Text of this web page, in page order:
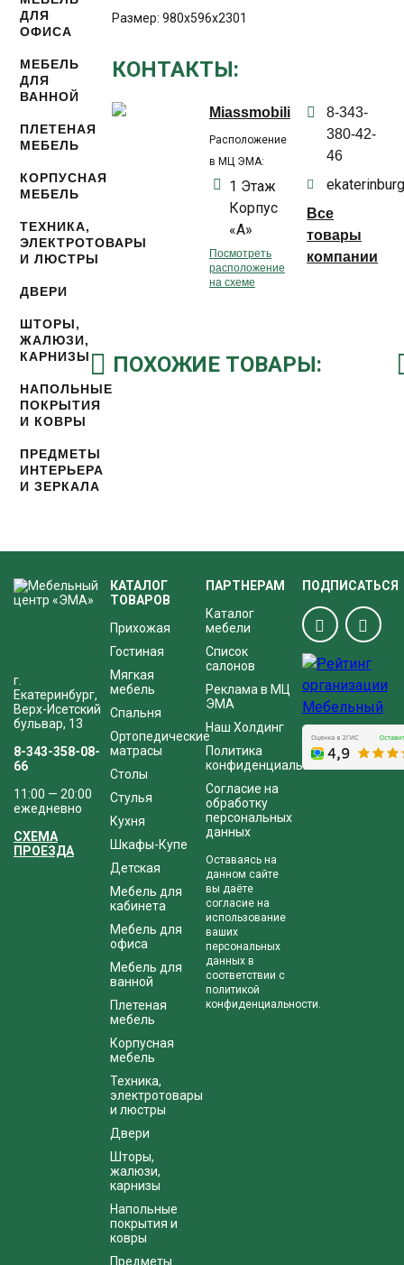
ДЛЯ
ОФИСА
МЕБЕЛЬ
ДЛЯ
ВАННОЙ
ПЛЕТЕНАЯ
МЕБЕЛЬ
КОРПУСНАЯ
МЕБЕЛЬ
ТЕХНИКА,
ЭЛЕКТРОТОВАРЫ
И ЛЮСТРЫ
ДВЕРИ
ШТОРЫ,
ЖАЛЮЗИ,
КАРНИЗЫ
НАПОЛЬНЫЕ
ПОКРЫТИЯ
И КОВРЫ
ПРЕДМЕТЫ
ИНТЕРЬЕРА
И ЗЕРКАЛА
Размер: 980x596x2301
КОНТАКТЫ:
Miassmobili
Расположение
в МЦ ЭМА:
1 Этаж
Корпус
«А»
Посмотреть
расположение
на схеме
8-343-
380-42-
46
Все
товары
компании
ПОХОЖИЕ ТОВАРЫ:
г.
Екатеринбург,
Верх-Исетский
бульвар, 13
8-343-358-08-
66
11:00 — 20:00
ежедневно
СХЕМА
ПРОЕЗДА
КАТАЛОГ
ТОВАРОВ
Прихожая
Гостиная
Мягкая
мебель
Спальня
Ортопедические
матрасы
Столы
Стулья
Кухня
Шкафы-Купе
Детская
Мебель для
кабинета
Мебель для
офиса
Мебель для
ванной
Плетеная
мебель
Корпусная
мебель
Техника,
электротовары
и люстры
Двери
Шторы,
жалюзи,
карнизы
Напольные
покрытия и
ковры
Предметы
ПАРТНЕРАМ
Каталог
мебели
Список
салонов
Реклама в МЦ
ЭМА
Наш Холдинг
Политика
конфиденциальности
Согласие на
обработку
персональных
данных
Оставаясь на
данном сайте
вы даёте
согласие на
использование
ваших
персональных
данных в
соответствии с
политикой
конфиденциальности.
ПОДПИСАТЬСЯ